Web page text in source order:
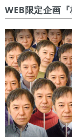
WEB限定企画